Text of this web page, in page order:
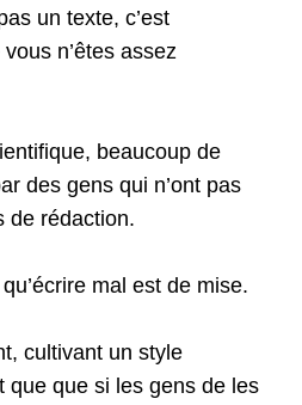
un texte, c’est
n’êtes assez
beaucoup de
des gens qui n’ont pas
de rédaction.
mal est de mise.
cultivant un style
que que si les gens de les